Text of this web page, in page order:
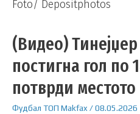
Foto/ Depositphotos
(Видео)
постигна гол по
потврди
Фудбал ТОП Makfax /08.05.2026